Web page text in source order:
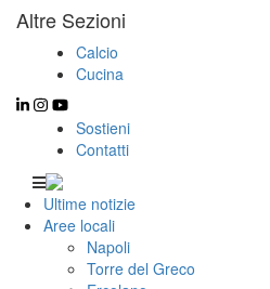
Altre Sezioni
Calcio
Cucina
Sostieni
Contatti
Ultime notizie
Aree locali
Napoli
Torre del Greco